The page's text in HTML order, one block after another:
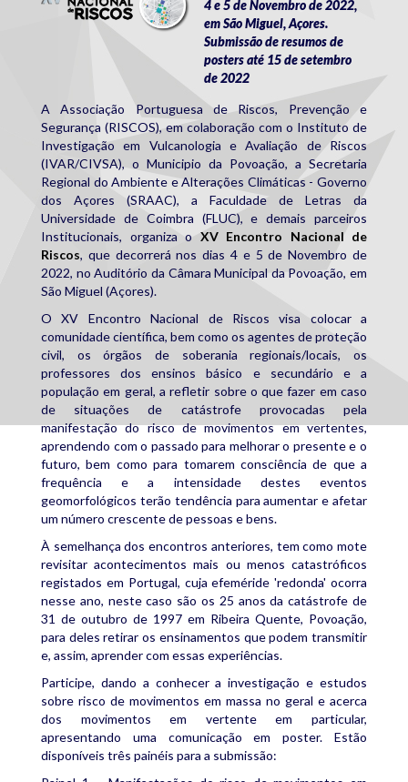
4 e 5 de Novembro de 2022,
em São Miguel, Açores.
Submissão de resumos de
posters até 15 de setembro
de 2022
A Associação Portuguesa de Riscos, Prevenção e
Segurança (RISCOS), em colaboração com o Instituto de
Investigação em Vulcanologia e Avaliação de Riscos
(IVAR/CIVSA), o Municipio da Povoação, a Secretaria
Regional do Ambiente e Alterações Climáticas - Governo
dos Açores (SRAAC), a Faculdade de Letras da
Universidade de Coimbra (FLUC), e demais parceiros
Institucionais, organiza o XV Encontro Nacional de
Riscos, que decorrerá nos dias 4 e 5 de Novembro de
2022, no Auditório da Câmara Municipal da Povoação, em
São Miguel (Açores).
O XV Encontro Nacional de Riscos visa colocar a
comunidade científica, bem como os agentes de proteção
civil, os órgãos de soberania regionais/locais, os
professores dos ensinos básico e secundário e a
população em geral, a refletir sobre o que fazer em caso
de situações de catástrofe provocadas pela
manifestação do risco de movimentos em vertentes,
aprendendo com o passado para melhorar o presente e o
futuro, bem como para tomarem consciência de que a
frequência e a intensidade destes eventos
geomorfológicos terão tendência para aumentar e afetar
um número crescente de pessoas e bens.
À semelhança dos encontros anteriores, tem como mote
revisitar acontecimentos mais ou menos catastróficos
registados em Portugal, cuja efeméride 'redonda' ocorra
nesse ano, neste caso são os 25 anos da catástrofe de
31 de outubro de 1997 em Ribeira Quente, Povoação,
para deles retirar os ensinamentos que podem transmitir
e, assim, aprender com essas experiências.
Participe, dando a conhecer a investigação e estudos
sobre risco de movimentos em massa no geral e acerca
dos movimentos em vertente em particular,
apresentando uma comunicação em poster. Estão
disponíveis três painéis para a submissão: